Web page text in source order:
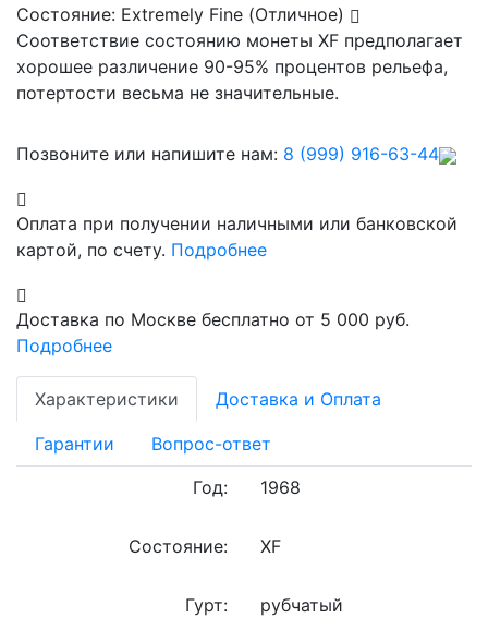
Состояние: Extremely Fine (Отличное)
Соответствие состоянию монеты XF предполагает
хорошее различение 90-95% процентов рельефа,
потертости весьма не значительные.
Позвоните или напишите нам: 8 (999) 916-63-44
Оплата при получении наличными или банковской
картой, по счету. Подробнее
Доставка по Москве бесплатно от 5 000 руб.
Подробнее
Характеристики Доставка и Оплата
Гарантии
Вопрос-ответ
Год:
1968
Состояние: XF
Гурт: рубчатый